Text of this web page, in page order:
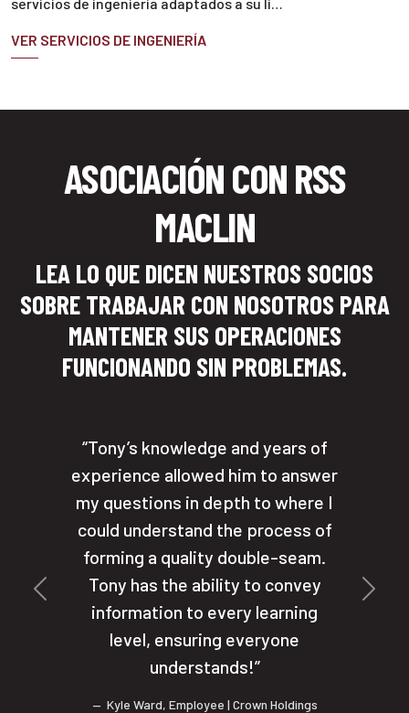
VER SERVICIOS DE INGENIERÍA
ASOCIACIÓN CON RSS
MACLIN
LEA LO QUE DICEN NUESTROS SOCIOS
SOBRE TRABAJAR CON NOSOTROS PARA
MANTENER SUS OPERACIONES
FUNCIONANDO SIN PROBLEMAS.
Tony’s knowledge and years of
experience allowed him to answer
my questions in depth to where I
could understand the process of
forming a quality double-seam.
Tony has the ability to convey
information to every learning
level, ensuring everyone
understands!
Kyle Ward, Employee | Crown Holdings
Previa